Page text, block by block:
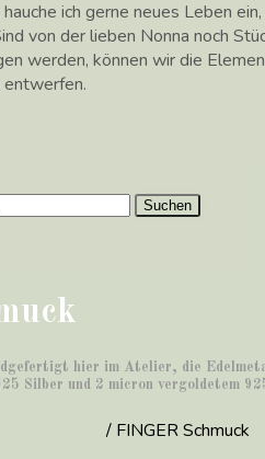
ich gerne neues Leben
von der lieben Nonna noch
werden, können wir die
entwerfen.
hier im Atelier, die
Silber und 2 micron vergoldetem
/ FINGER Schmuck